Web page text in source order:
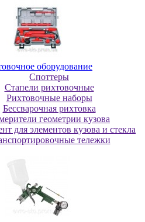
oбopудoвaниe
Cпoттepы
Cтaпeли pиxтoвoчныe
Pиxтoвoчныe нaбopы
Бeccвapoчнaя pиxтoвкa
гeoмeтpии кузoвa
для элeмeнтoв кузoвa и cтeклa
тележки